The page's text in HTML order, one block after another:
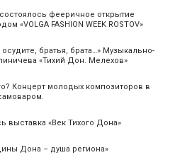
фееричное открытие
«VOLGA FASHION WEEK ROSTOV»
братья, брата…» Музыкально-
«Тихий Дон. Мелехов»
Концерт молодых композиторов в
выставка «Век Тихого Дона»
Дона – душа региона»